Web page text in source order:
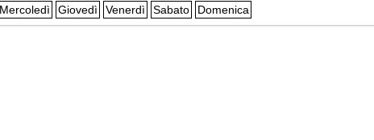
Mercoledì Giovedì Venerdì Sabato Domenica